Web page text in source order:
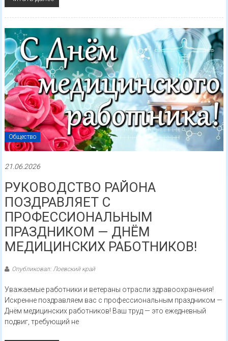
Общество
21.06.2026
РУКОВОДСТВО РАЙОНА
ПОЗДРАВЛЯЕТ С
ПРОФЕССИОНАЛЬНЫМ
ПРАЗДНИКОМ — ДНЁМ
МЕДИЦИНСКИХ РАБОТНИКОВ!
Опубликовал: Лоевский край
Уважаемые работники и ветераны отрасли здравоохранения!
Искренне поздравляем вас с профессиональным праздником —
Днём медицинских работников! Ваш труд — это ежедневный
подвиг, требующий не